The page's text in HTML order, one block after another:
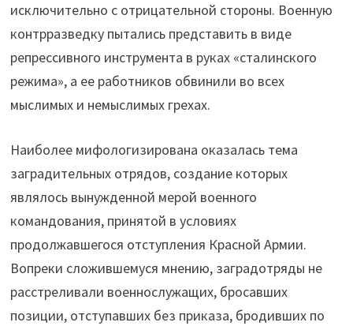
исключительно с отрицательной стороны. Военную
контрразведку пытались представить в виде
репрессивного инструмента в руках «сталинского
режима», а ее работников обвинили во всех
мыслимых и немыслимых грехах.
Наиболее мифологизирована оказалась тема
заградительных отрядов, создание которых
являлось вынужденной мерой военного
командования, принятой в условиях
продолжавшегося отступления Красной Армии.
Вопреки сложившемуся мнению, заградотряды не
расстреливали военнослужащих, бросавших
позиции, отступавших без приказа, бродивших по